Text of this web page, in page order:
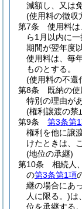
減額し、又は
(使用料の徴収
第7条
使用料は
ら1月以内に一
期間が翌年度
使用料は、毎
ものとする。
(使用料の不還
第8条
既納の使
特別の理由が
(権利譲渡の禁
第9条
第3条第
権利を他に譲
けたときは、
(地位の承継)
第10条
相続人
の第3条第1項
継の場合にあ
人に限る。)は
位を承継する。